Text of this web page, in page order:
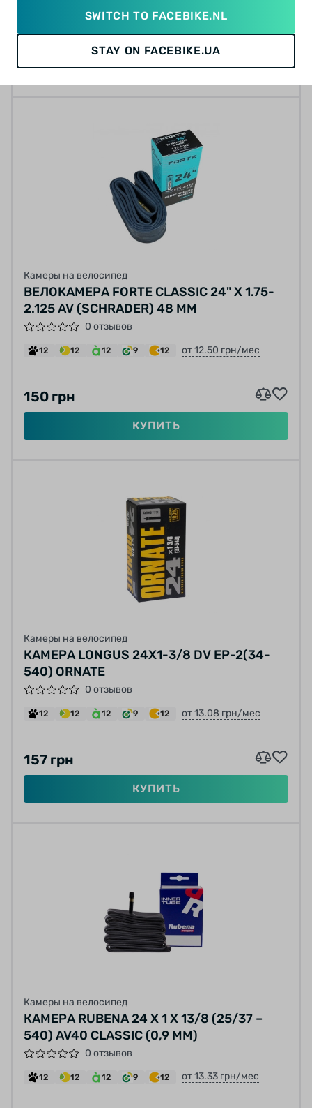
149.16 грн
Камеры на велосипед
ВЕЛОКАМЕРА FORTE CLASSIC 24" Х 1.75-
2.125 AV (SCHRADER) 48 ММ
0 отзывов
12 12 12 9 12 от 12.50 грн/мес
150 грн
КУПИТЬ
Камеры на велосипед
КАМЕРА LONGUS 24X1-3/8 DV EP-2(34-
540) ORNATE
0 отзывов
12 12 12 9 12 от 13.08 грн/мес
157 грн
КУПИТЬ
Камеры на велосипед
КАМЕРА RUBENA 24 X 1 X 13/8 (25/37 –
540) AV40 CLASSIC (0,9 ММ)
0 отзывов
12 12 12 9 12 от 13.33 грн/мес
SWITCH TO FACEBIKE.NL
STAY ON FACEBIKE.UA